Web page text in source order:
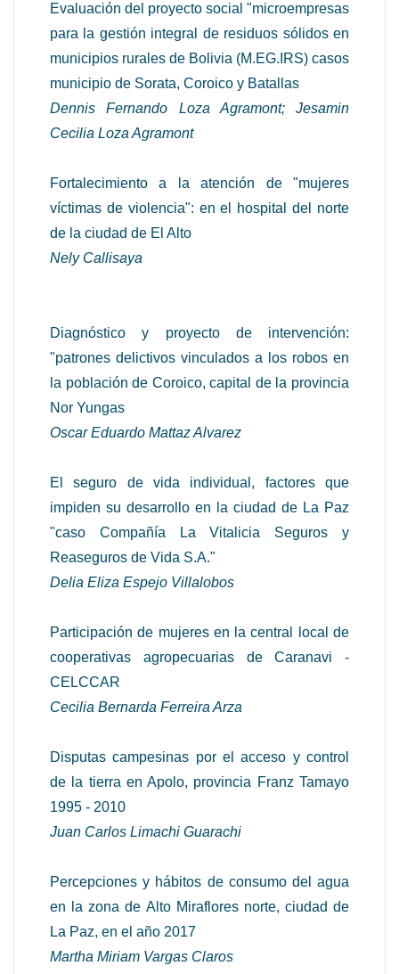
Evaluación del proyecto social "microempresas
para la gestión integral de residuos sólidos en
municipios rurales de Bolivia (M.EG.IRS) casos
municipio de Sorata, Coroico y Batallas
Dennis Fernando Loza Agramont; Jesamin
Cecilia Loza Agramont
Fortalecimiento a la atención de "mujeres
víctimas de violencia": en el hospital del norte
de la ciudad de El Alto
Nely Callisaya
Diagnóstico y proyecto de intervención:
"patrones delictivos vinculados a los robos en
la población de Coroico, capital de la provincia
Nor Yungas
Oscar Eduardo Mattaz Alvarez
El seguro de vida individual, factores que
impiden su desarrollo en la ciudad de La Paz
"caso Compañía La Vitalicia Seguros y
Reaseguros de Vida S.A."
Delia Eliza Espejo Villalobos
Participación de mujeres en la central local de
cooperativas agropecuarias de Caranavi -
CELCCAR
Cecilia Bernarda Ferreira Arza
Disputas campesinas por el acceso y control
de la tierra en Apolo, provincia Franz Tamayo
1995 - 2010
Juan Carlos Limachi Guarachi
Percepciones y hábitos de consumo del agua
en la zona de Alto Miraflores norte, ciudad de
La Paz, en el año 2017
Martha Miriam Vargas Claros